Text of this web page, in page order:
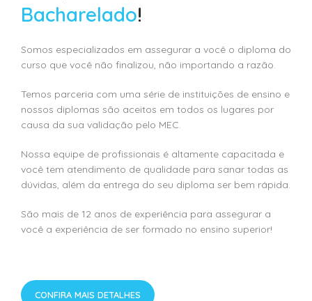
Bacharelado!
Somos especializados em assegurar a você o diploma do
curso que você não finalizou, não importando a razão.
Temos parceria com uma série de instituições de ensino e
nossos diplomas são aceitos em todos os lugares por
causa da sua validação pelo MEC.
Nossa equipe de profissionais é altamente capacitada e
você tem atendimento de qualidade para sanar todas as
dúvidas, além da entrega do seu diploma ser bem rápida.
São mais de 12 anos de experiência para assegurar a
você a experiência de ser formado no ensino superior!
CONFIRA MAIS DETALHES